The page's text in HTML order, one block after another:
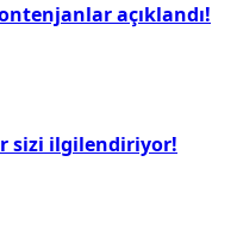
açıklandı!
sizi ilgilendiriyor!